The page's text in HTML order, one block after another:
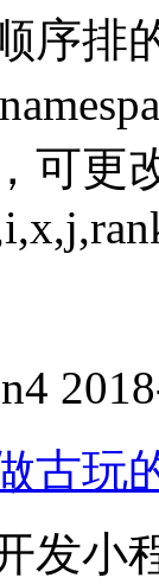
序排
可更
古玩
发小